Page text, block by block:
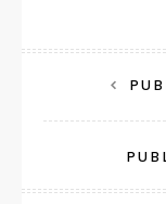
de
l’article